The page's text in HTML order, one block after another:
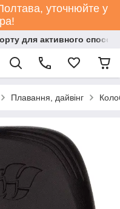
уточнюйте у
для активного
Плавання, дайвінг